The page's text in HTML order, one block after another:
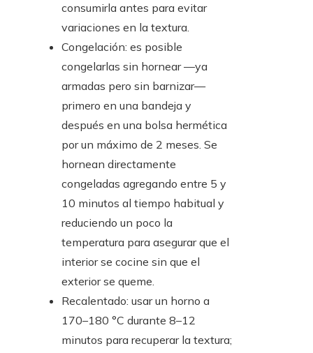
consumirla antes para evitar
variaciones en la textura.
Congelación: es posible
congelarlas sin hornear —ya
armadas pero sin barnizar—
primero en una bandeja y
después en una bolsa hermética
por un máximo de 2 meses. Se
hornean directamente
congeladas agregando entre 5 y
10 minutos al tiempo habitual y
reduciendo un poco la
temperatura para asegurar que el
interior se cocine sin que el
exterior se queme.
Recalentado: usar un horno a
170–180 °C durante 8–12
minutos para recuperar la textura;